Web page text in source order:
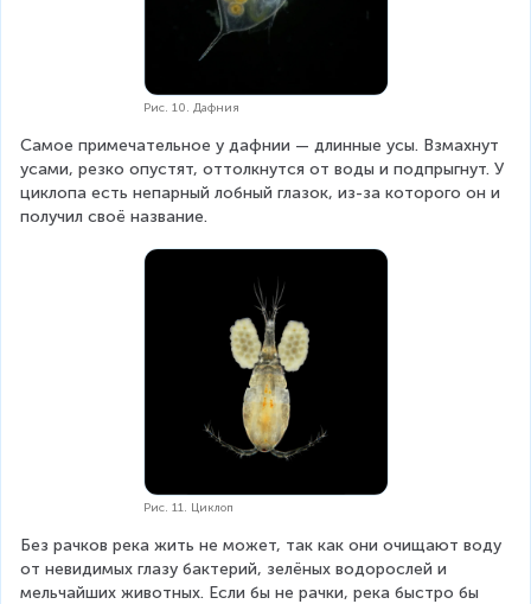
Рис. 10. Дафния
Самое примечательное у дафнии — длинные усы. Взмахнут
усами, резко опустят, оттолкнутся от воды и подпрыгнут. У
циклопа есть непарный лобный глазок, из-за которого он и
получил своё название.
Рис. 11. Циклоп
Без рачков река жить не может, так как они очищают воду
от невидимых глазу бактерий, зелёных водорослей и
мельчайших животных. Если бы не рачки, река быстро бы